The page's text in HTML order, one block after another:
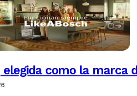
elegida como la marca